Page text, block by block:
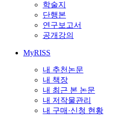
학술지
단행본
연구보고서
공개강의
MyRISS
내 추천논문
내 책장
내 최근 본 논문
내 저작물관리
내 구매·신청 현황